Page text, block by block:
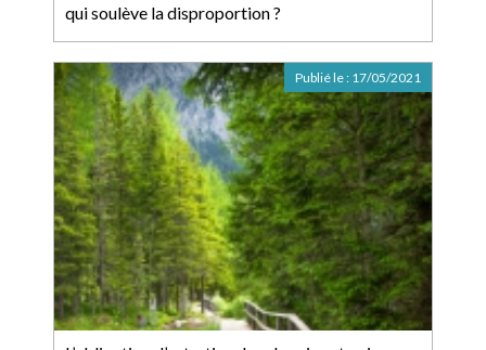
qui soulève la disproportion ?
Publié le : 17/05/2021